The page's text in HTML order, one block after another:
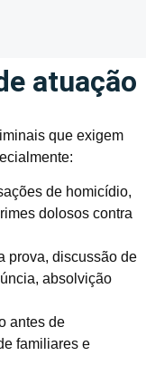
atuação
que exigem
de homicídio,
dolosos contra
prova, discussão de
absolvição
antes de
familiares e